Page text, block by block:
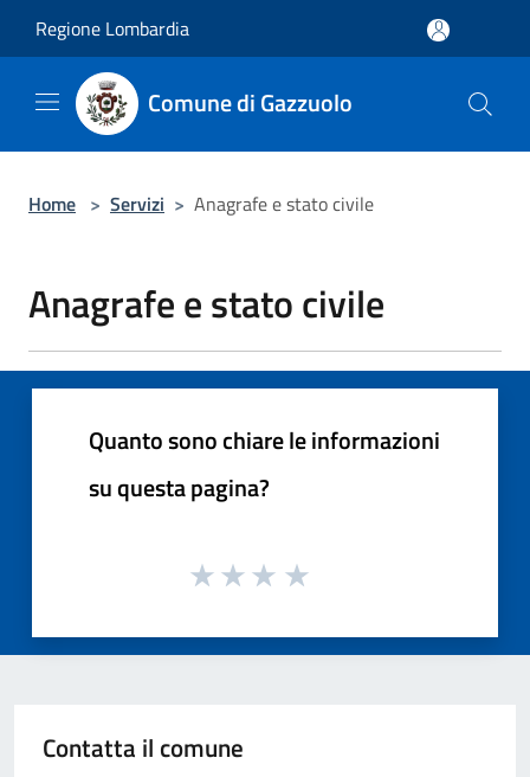
Regione Lombardia
Comune di Gazzuolo
Home > Servizi > Anagrafe e stato civile
Anagrafe e stato civile
Quanto sono chiare le informazioni
su questa pagina?
Contatta il comune